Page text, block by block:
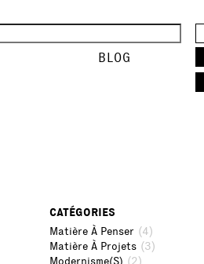
BLOG
CATÉGORIES
Matière À Penser(4)
Matière À Projets(3)
Modernisme(s) (2)